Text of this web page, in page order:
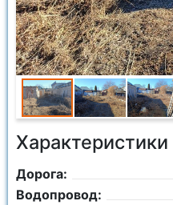
Дорога:
Водопровод: